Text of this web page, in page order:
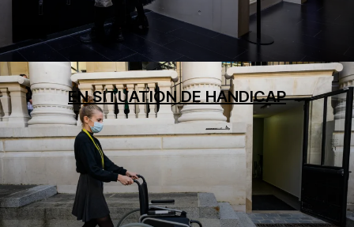
EN SITUATION DE HANDICAP